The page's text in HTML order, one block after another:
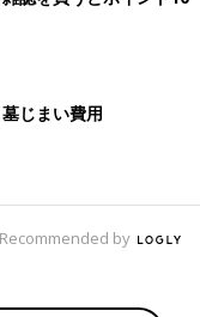
じまい費用
Recommended by